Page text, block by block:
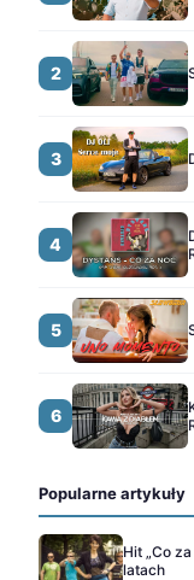
2
3
4
5
6
Popularne artykuły
Hit „Co
latach